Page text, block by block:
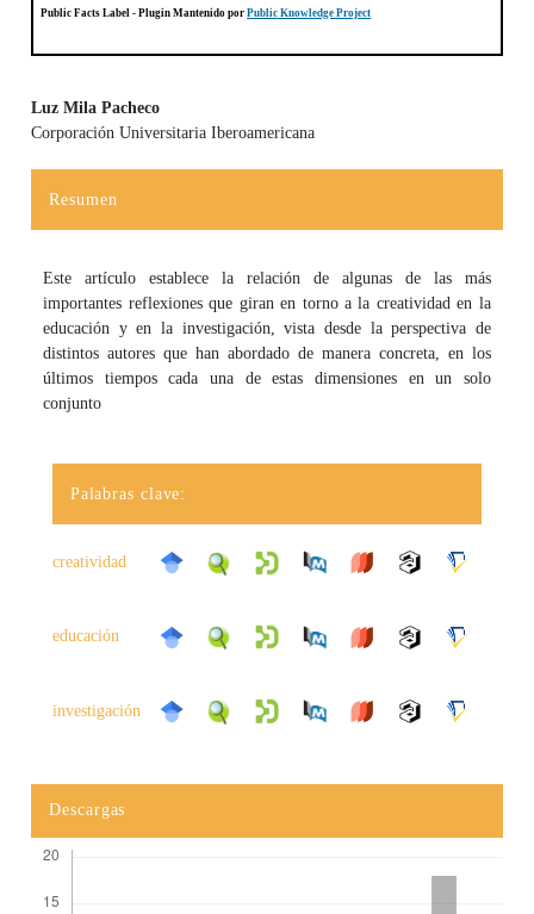
Public Facts Label - Plugin Mantenido porPublic Knowledge Project
Contenido principal del artículo
Luz Mila Pacheco
Corporación Universitaria Iberoamericana
Resumen
Este artículo establece la relación de algunas de las más
importantes reflexiones que giran en torno a la creatividad en la
educación y en la investigación, vista desde la perspectiva de
distintos autores que han abordado de manera concreta, en los
últimos tiempos cada una de estas dimensiones en un solo
conjunto
Palabras clave:
creatividad
educación
investigación
Descargas